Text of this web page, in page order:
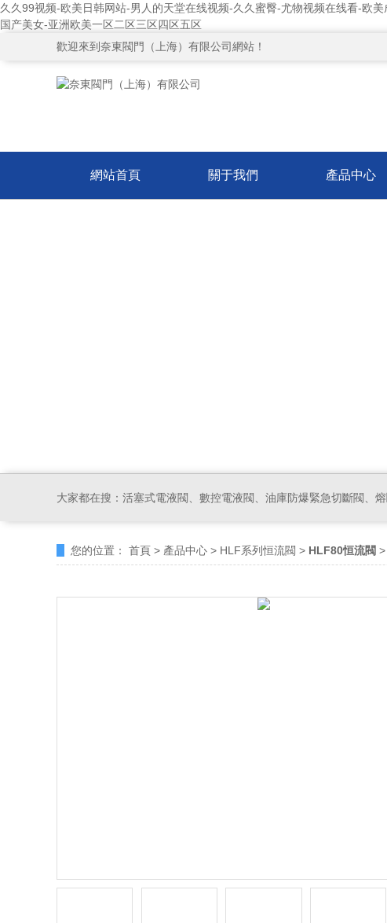
久久99视频-欧美日韩网站-男人的天堂在线视频-久久蜜臀-尤物视频在线看-欧
国产美女-亚洲欧美一区二区三区四区五区
歡迎來到奈東閥門（上海）有限公司網站！
網站首頁 關于我們 產品中心
大家都在搜： 活塞式電液閥、數控電液閥、油庫防爆緊急切斷閥、
您的位置： 首頁 > 產品中心 > HLF系列恒流閥 > HLF80恒流閥